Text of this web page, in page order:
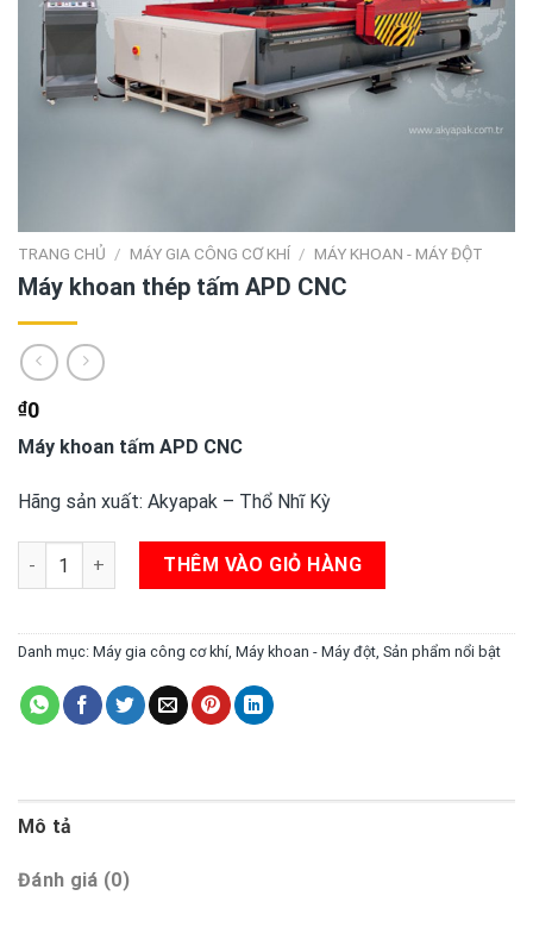
TRANG CHỦ / MÁY GIA CÔNG CƠ KHÍ / MÁY KHOAN - MÁY ĐỘT
Máy khoan thép tấm APD CNC
₫0
Máy khoan tấm APD CNC
Hãng sản xuất: Akyapak – Thổ Nhĩ Kỳ
Máy khoan thép tấm APD CNC số lượng
THÊM VÀO GIỎ HÀNG
Danh mục: Máy gia công cơ khí Máy khoan - Máy đột Sản phẩm nổi bật
Mô tả
Đánh giá (0)